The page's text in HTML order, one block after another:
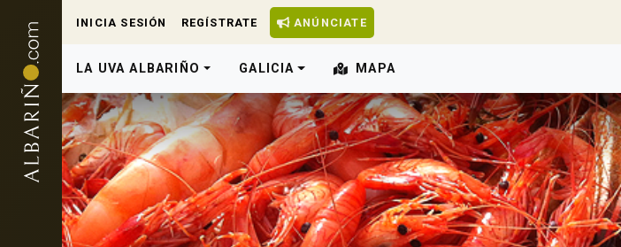
INICIA SESIÓN REGÍSTRATE ANÚNCIATE
LA UVA ALBARIÑO GALICIA MAPA